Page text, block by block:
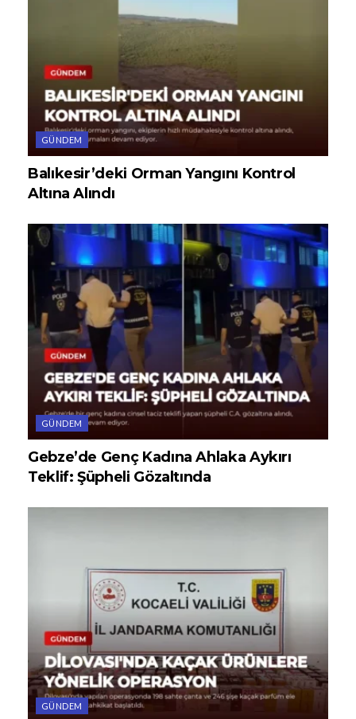
GÜNDEM
Balıkesir’deki Orman Yangını Kontrol
Altına Alındı
GÜNDEM
Gebze’de Genç Kadına Ahlaka Aykırı
Teklif: Şüpheli Gözaltında
GÜNDEM